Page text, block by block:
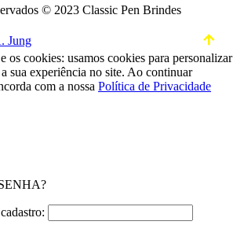
© 2023 Classic Pen Brindes
Jung
os cookies: usamos cookies para personalizar
sua experiência no site. Ao continuar
com a nossa Política de Privacidade